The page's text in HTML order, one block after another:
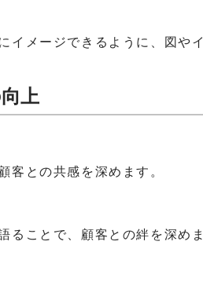
イメージできるように、図や
上
客との共感を深めます。
ることで、顧客との絆を深めま